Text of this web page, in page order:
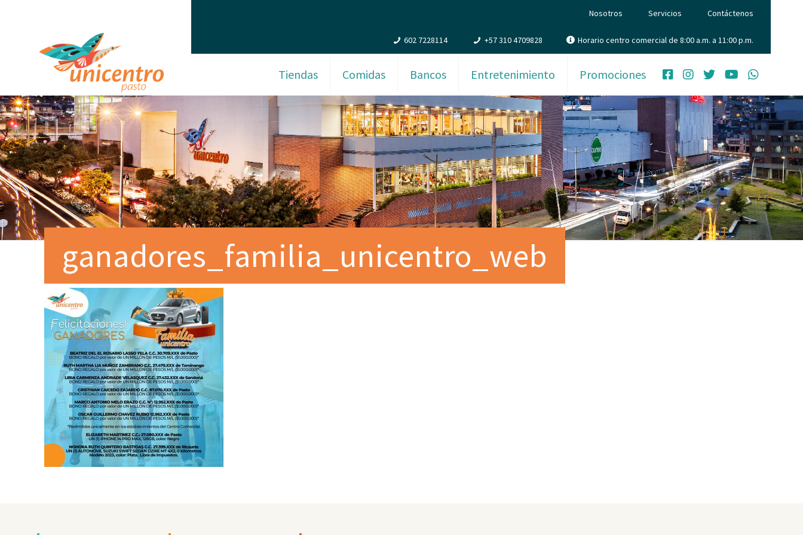
Nosotros Servicios Contáctenos
602 7228114 +57 310 4709828 Horario centro comercial de 8:00 a.m. a 11:00 p.m.
Tiendas Comidas Bancos Entretenimiento Promociones
ganadores_familia_unicentro_web